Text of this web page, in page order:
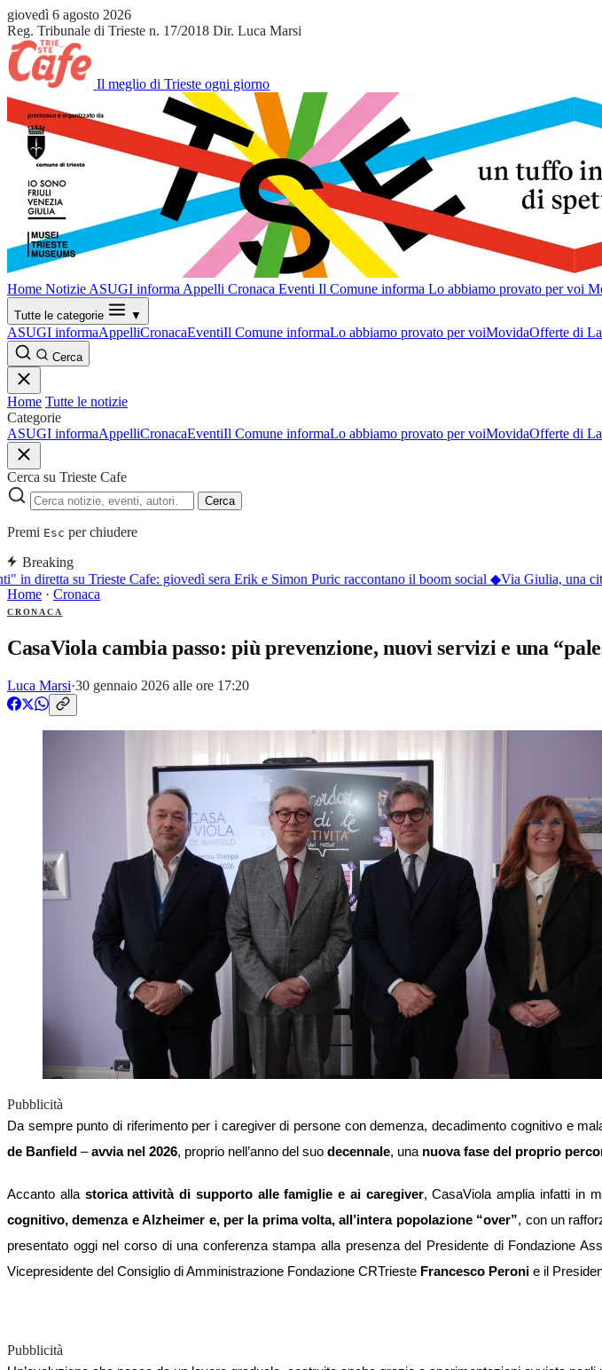
giovedì 6 agosto 2026
Reg. Tribunale di Trieste n. 17/2018 Dir. Luca Marsi
Il meglio di Trieste ogni giorno
Home Notizie ASUGI informa Appelli Cronaca Eventi Il Comune informa Lo abbiamo provato per voi
Tutte le categorie ▼
ASUGI informaAppelliCronacaEventiIl Comune informaLo abbiamo provato per voiMovidaOfferte di
Cerca
Home Tutte le notizie
Categorie
ASUGI informaAppelliCronacaEventiIl Comune informaLo abbiamo provato per voiMovidaOfferte di
Cerca su Trieste Cafe
Cerca
Premi Esc per chiudere
Breaking
in diretta su Trieste Cafe: giovedì sera Erik e Simon Puric raccontano il boom social◆Via Giulia, una
Home · Cronaca
CRONACA
CasaViola cambia passo: più prevenzione, nuovi servizi e una
Luca Marsi·30 gennaio 2026 alle ore 17:20
Pubblicità
Da sempre punto di riferimento per i caregiver di persone con demenza, decadimento cognitivo e
de Banfield –avvia nel 2026, proprio nell’anno del suo decennale, una nuova fase del proprio
Accanto alla storica attività di supporto alle famiglie e ai caregiver, CasaViola amplia infatti in
cognitivo, demenza e Alzheimer e, per la prima volta, all’intera popolazione “over”, con un
presentato oggi nel corso di una conferenza stampa alla presenza del Presidente di Fondazione
Vicepresidente del Consiglio di Amministrazione Fondazione CRTrieste Francesco Peroni e il
Pubblicità